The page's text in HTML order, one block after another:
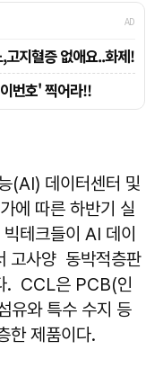
(AI) 데이터센터 및
에 따른 하반기 실
테크들이 AI 데이
고사양 동박적층판
. CCL은 PCB(인
유와 특수 수지 등
한 제품이다.